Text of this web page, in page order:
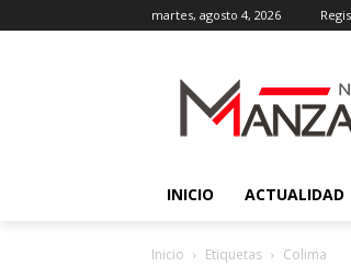
martes, agosto 4, 2026
INICIO ACTUALIDAD
Inicio Etiquetas Colima